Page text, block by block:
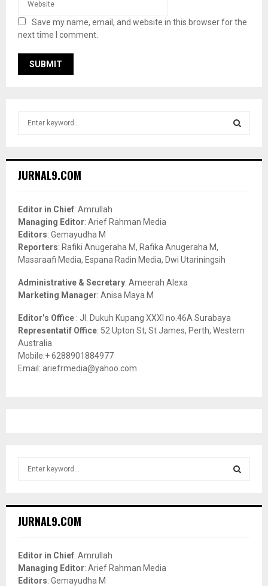
Save my name, email, and website in this browser for the
next time I comment.
h
o
r
:
JURNAL9.COM
Editor in Chief: Amrullah
Managing Editor: Arief Rahman Media
Editors: Gemayudha M
Reporters: Rafiki Anugeraha M, Rafika Anugeraha M,
Masaraafi Media, Espana Radin Media, Dwi Utariningsih
Administrative & Secretary: Ameerah Alexa
Marketing Manager: Anisa Maya M
Editor’s Office : Jl. Dukuh Kupang XXXI no.46A Surabaya
Representatif Office: 52 Upton St, St James, Perth, Western
Australia
Mobile:+ 6288901884977
Email: ariefrmedia@yahoo.com
h
o
r
:
JURNAL9.COM
Editor in Chief: Amrullah
Managing Editor: Arief Rahman Media
Editors: Gemayudha M